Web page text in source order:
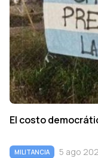
El costo
MILITANCIA 5 ago